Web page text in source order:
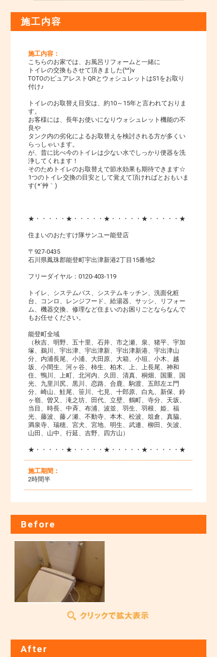
施工内容
施工内容：
こちらのお家では、お風呂リフォームと一緒に
トイレの交換もさせて頂きました(^^)v
TOTOのピュアレストQRとウォシュレットはS1をお取り
付け♪
トイレのお取替え目安は、約10～15年と言われておりま
す。
お客様には、長年お使いになりウォシュレット機能の不
良や
タンク内の劣化によるお取替えを検討される方が多くい
らっしゃいます。
が、昔に比べ今のトイレは少ない水でしっかり便器を洗
浄してくれます！
そのためトイレのお取替えで節水効果も期待できます☆
1つのトイレ交換の目安として覚えて頂ければとおもいま
す( *´艸｀)
★・・・・・★・・・・・★・・・・・★・・・・・★
住まいのおたすけ隊サンユー能登店
〒927-0435
石川県鳳珠郡能登町宇出津新港2丁目15番地2
フリーダイヤル：0120-403-119
トイレ、システムバス、システムキッチン、洗面化粧
台、コンロ、レンジフード、給湯器、サッシ、リフォー
ム、機器交換、修理など住まいのお困りごとならなんで
もお任せください。
能登町全域
（秋吉、明野、五十里、石井、市之瀬、泉、猪平、宇加
塚、鵜川、宇出津、宇出津新、宇出津新港、宇出津山
分、内浦長尾、小浦、大田原、大箱、小垣、小木、越
坂、小間生、河ヶ谷、柿生、柏木、上、上長尾、神和
住、鴨川、上町、北河内、久田、清真、桐畑、国重、国
光、九里川尻、黒川、恋路、合鹿、駒渡、五郎左エ門
分、崎山、鮭尾、笹川、七見、十郎原、白丸、新保、鈴
ヶ嶺、曽又、滝之坊、田代、立壁、鶴町、寺分、天坂、
当目、時長、中斉、布浦、波並、羽生、羽根、姫、福
光、藤波、藤ノ瀬、不動寺、本木、松波、俎倉、真脇、
満泉寺、瑞穂、宮犬、宮地、明生、武連、柳田、矢波、
山田、山中、行延、吉野、四方山）
★・・・・・★・・・・・★・・・・・★・・・・・★
施工期間：
2時間半
Before
After